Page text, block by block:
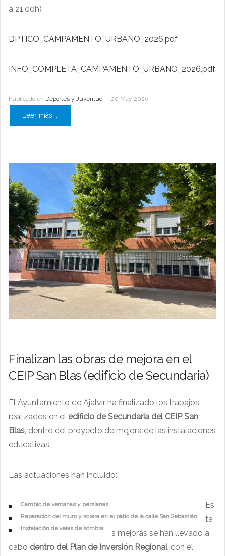
a 21.00h)
DPTICO_CAMPAMENTO_URBANO_2026.pdf
INFO_COMPLETA_CAMPAMENTO_URBANO_2026.pdf
Publicado en Deportes y Juventud 20 May 2026
Leer más ...
Finalizan las obras de mejora en el
CEIP San Blas (edificio de Secundaria)
El Ayuntamiento de Ajalvir ha finalizado los trabajos
realizados en el edificio de Secundaria del CEIP San
Blas, dentro del proyecto de mejora de las instalaciones
educativas.
Las actuaciones han incluido:
Cambio de ventanas y persianas
Reparación del muro y solera en el patio de la calle San Sebastián
Instalación de velas de sombra
Es
ta
s mejoras se han llevado a
cabo dentro del Plan de Inversión Regional, con el